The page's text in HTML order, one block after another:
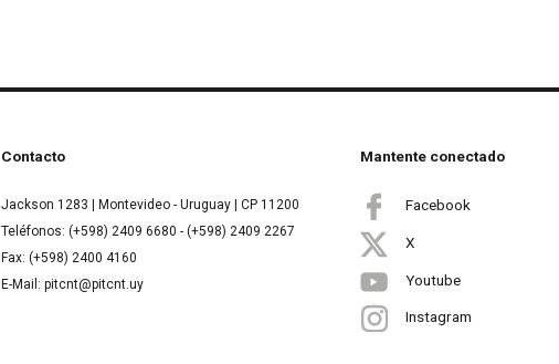
Contacto
Jackson 1283 | Montevideo - Uruguay | CP 11200
Teléfonos: (+598) 2409 6680 - (+598) 2409 2267
Fax: (+598) 2400 4160
E-Mail: pitcnt@pitcnt.uy
Mantente conectado
Facebook
X
Youtube
Instagram